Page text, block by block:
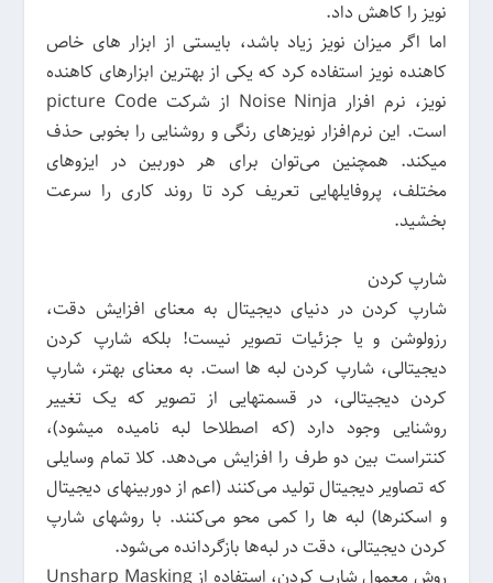
نویز را کاهش داد.
اما اگر میزان نویز زیاد باشد، بایستی از ابزار های خاص
کاهنده نویز استفاده کرد که یکی از بهترین ابزارهای کاهنده
نویز، نرم افزار Noise Ninja از شرکت picture Code
است. این نرم‌افزار نویزهای رنگی و روشنایی را بخوبی حذف
میکند. همچنین می‌توان برای هر دوربین در ایزوهای
مختلف، پروفایلهایی تعریف کرد تا روند کاری را سرعت
بخشید.
شارپ کردن
شارپ کردن در دنیای دیجیتال به معنای افزایش دقت،
رزولوشن و یا جزئیات تصویر نیست! بلکه شارپ کردن
دیجیتالی، شارپ کردن لبه ها است. به معنای بهتر، شارپ
کردن دیجیتالی، در قسمتهایی از تصویر که یک تغییر
روشنایی وجود دارد (که اصطلاحا لبه نامیده میشود)،
کنتراست بین دو طرف را افزایش می‌دهد. کلا تمام وسایلی
که تصاویر دیجیتال تولید می‌کنند (اعم از دوربینهای دیجیتال
و اسکنرها) لبه ها را کمی محو می‌کنند. با روشهای شارپ
کردن دیجیتالی، دقت در لبه‌ها بازگردانده می‌شود.
روش معمول شارپ کردن، استفاده از Unsharp Masking